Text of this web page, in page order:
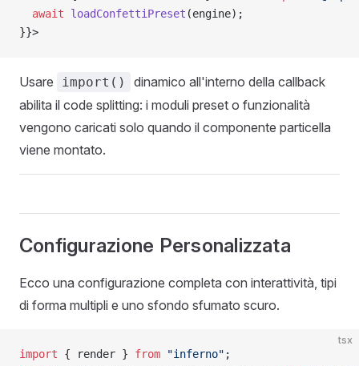
  await
loadConfettiPreset (engine);
}}>
Usare import()
dinamico all'interno della callback
abilita il code splitting: i moduli preset o funzionalità
vengono caricati solo quando il componente particella
viene montato.
Configurazione Personalizzata
Ecco una configurazione completa con interattività, tipi
di forma multipli e uno sfondo sfumato scuro.
tsx
import { render } from "inferno" ;